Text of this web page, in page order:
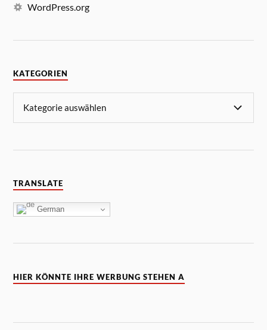
WordPress.org
KATEGORIEN
TRANSLATE
German
HIER KÖNNTE IHRE WERBUNG STEHEN A